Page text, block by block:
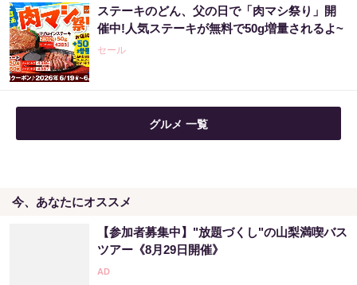
「宝くじ、運じゃなかった」当たる人は“同じ
こと”してる
PR（合同会社デジタルファーム ）
宝くじ当選者「〇〇をやらずに買うのはもっ
たいない」
【宝くじ当てたい方限定】もう外れるの、終
わりにしませんか
PR（合同会社デジタルファーム ）
ステーキのどん、父の日で「肉マシ祭り」開
催中!人気ステーキが無料で50g増量されるよ~
セール
グルメ 一覧
今、あなたにオススメ
【参加者募集中】"放題づくし"の山梨満喫バス
ツアー《8月29日開催》